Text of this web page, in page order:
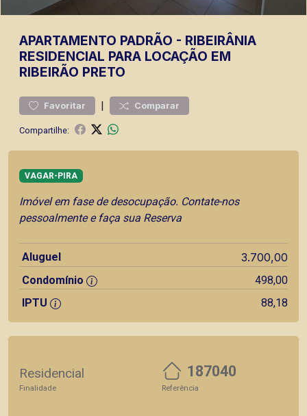
APARTAMENTO PADRÃO - RIBEIRÂNIA
RESIDENCIAL PARA LOCAÇÃO EM
RIBEIRÃO PRETO
Favoritar | Comparar
Compartilhe:
VAGAR-PIRA
Imóvel em fase de desocupação. Contate-nos
pessoalmente e faça sua Reserva
Aluguel 3.700,00
Condomínio
498,00
IPTU
88,18
Residencial
Finalidade
187040
Referência